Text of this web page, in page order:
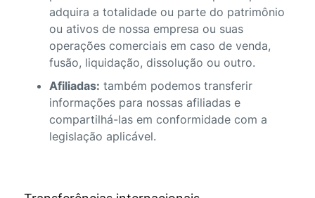
adquira a totalidade ou parte do patrimônio
ou ativos de nossa empresa ou suas
operações comerciais em caso de venda,
fusão, liquidação, dissolução ou outro.
Afiliadas: também podemos transferir
informações para nossas afiliadas e
compartilhá-las em conformidade com a
legislação aplicável.